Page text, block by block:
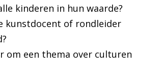
kinderen in hun waarde?
kunstdocent of rondleider
om een thema over culturen